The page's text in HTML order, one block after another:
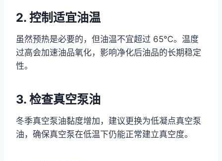
2. 控制适宜油温
虽然预热是必要的，但油温不宜超过 65℃。温度
过高会加速油品氧化，影响净化后油品的长期稳定
性。
3. 检查真空泵油
冬季真空泵油黏度增加，建议更换为低凝点真空泵
油，确保真空泵在低温下仍能正常建立真空度。